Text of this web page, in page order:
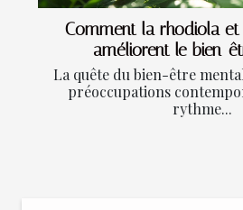
Comment la rhodiola et
améliorent le bien-
La quête du bien-être
préoccupations
rythme...